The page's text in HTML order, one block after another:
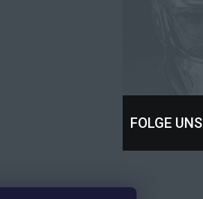
FOLGE UNS